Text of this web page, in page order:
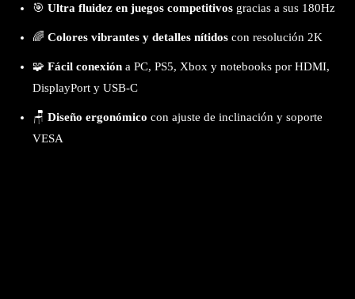
🎯 Ultra fluidez en juegos competitivos gracias a sus 180Hz
🌈 Colores vibrantes y detalles nítidos con resolución 2K
🧩 Fácil conexión a PC, PS5, Xbox y notebooks por HDMI,
DisplayPort y USB-C
🪑 Diseño ergonómico con ajuste de inclinación y soporte
VESA